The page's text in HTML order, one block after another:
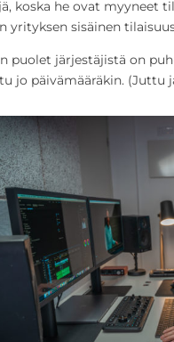
koska he ovat myyneet
yrityksen sisäinen
puolet järjestäjistä on
jo päivämääräkin. (Juttu